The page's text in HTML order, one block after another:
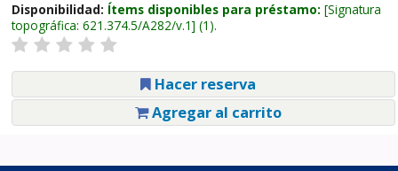
Disponibilidad: Ítems disponibles para préstamo: Signatura
topográfica: 621.374.5/A282/v.1 (1).
Hacer reserva
Agregar al carrito